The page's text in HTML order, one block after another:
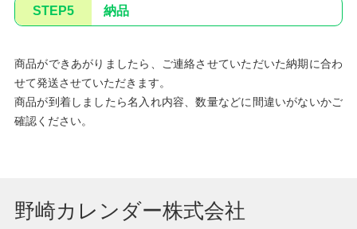
STEP5 納品
商品ができあがりましたら、ご連絡させていただいた納期に合わ
せて発送させていただきます。
商品が到着しましたら名入れ内容、数量などに間違いがないかご
確認ください。
野崎カレンダー株式会社